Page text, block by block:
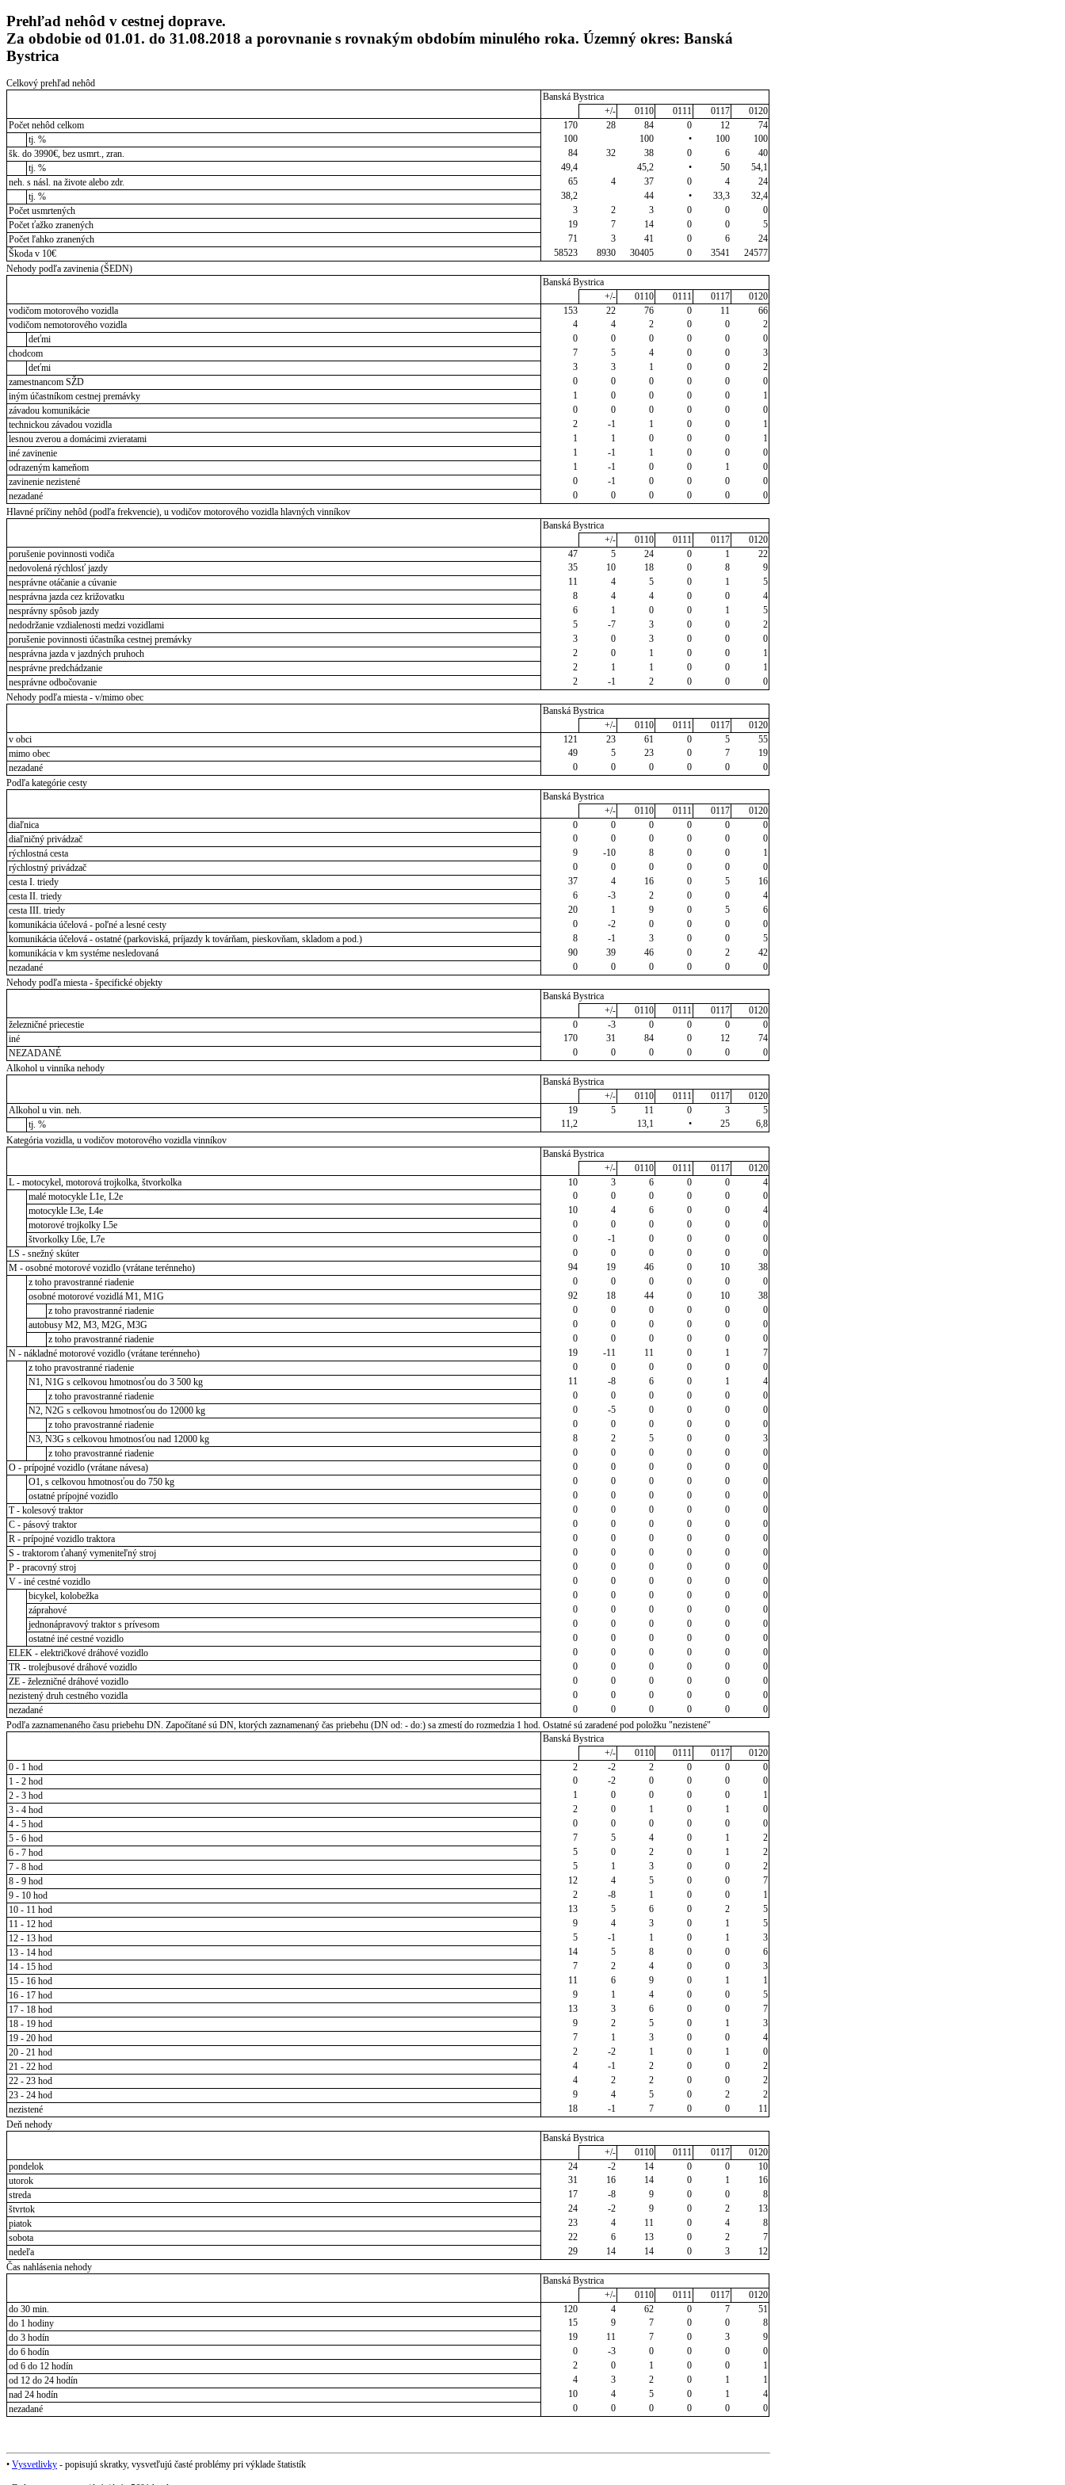
Prehľad nehôd v cestnej doprave.
Za obdobie od 01.01. do 31.08.2018 a porovnanie s rovnakým obdobím minulého roka. Územný okres: Banská
Bystrica
Celkový prehľad nehôd
Banská Bystrica
+/-
0110 0111 0117
0120
Počet nehôd celkom
170 28 84 0 12
74
tj. %
100 100 • 100
100
šk. do 3990€, bez usmrt., zran.
84 32 38 0 6
40
tj. %
49,4 45,2 • 50
54,1
neh. s násl. na živote alebo zdr.
65 4 37 0 4
24
tj. %
38,2 44 • 33,3
32,4
Počet usmrtených
3 2 3 0 0
0
Počet ťažko zranených
19 7 14 0 0
5
Počet ľahko zranených
71 3 41 0 6
24
Škoda v 10€
58523 8930 30405 0 3541
24577
Nehody podľa zavinenia (ŠEDN)
Banská Bystrica
+/-
0110 0111 0117
0120
vodičom motorového vozidla
153 22 76 0 11
66
vodičom nemotorového vozidla
4 4 2 0 0
2
deťmi
0 0 0 0 0
0
chodcom
7 5 4 0 0
3
deťmi
3 3 1 0 0
2
zamestnancom SŽD
0 0 0 0 0
0
iným účastníkom cestnej premávky
1 0 0 0 0
1
závadou komunikácie
0 0 0 0 0
0
technickou závadou vozidla
2 -1 1 0 0
1
lesnou zverou a domácimi zvieratami
1 1 0 0 0
1
iné zavinenie
1 -1 1 0 0
0
odrazeným kameňom
1 -1 0 0 1
0
zavinenie nezistené
0 -1 0 0 0
0
nezadané
0 0 0 0 0
0
Hlavné príčiny nehôd (podľa frekvencie), u vodičov motorového vozidla hlavných vinníkov
Banská Bystrica
+/-
0110 0111 0117
0120
porušenie povinnosti vodiča
47 5 24 0 1
22
nedovolená rýchlosť jazdy
35 10 18 0 8
9
nesprávne otáčanie a cúvanie
11 4 5 0 1
5
nesprávna jazda cez križovatku
8 4 4 0 0
4
nesprávny spôsob jazdy
6 1 0 0 1
5
nedodržanie vzdialenosti medzi vozidlami
5 -7 3 0 0
2
porušenie povinnosti účastníka cestnej premávky
3 0 3 0 0
0
nesprávna jazda v jazdných pruhoch
2 0 1 0 0
1
nesprávne predchádzanie
2 1 1 0 0
1
nesprávne odbočovanie
2 -1 2 0 0
0
Nehody podľa miesta - v/mimo obec
Banská Bystrica
+/-
0110 0111 0117
0120
v obci
121 23 61 0 5
55
mimo obec
49 5 23 0 7
19
nezadané
0 0 0 0 0
0
Podľa kategórie cesty
Banská Bystrica
+/-
0110 0111 0117
0120
diaľnica
0 0 0 0 0
0
diaľničný privádzač
0 0 0 0 0
0
rýchlostná cesta
9 -10 8 0 0
1
rýchlostný privádzač
0 0 0 0 0
0
cesta I. triedy
37 4 16 0 5
16
cesta II. triedy
6 -3 2 0 0
4
cesta III. triedy
20 1 9 0 5
6
komunikácia účelová - poľné a lesné cesty
0 -2 0 0 0
0
komunikácia účelová - ostatné (parkoviská, príjazdy k továrňam, pieskovňam, skladom a pod.)
8 -1 3 0 0
5
komunikácia v km systéme nesledovaná
90 39 46 0 2
42
nezadané
0 0 0 0 0
0
Nehody podľa miesta - špecifické objekty
Banská Bystrica
+/-
0110 0111 0117
0120
železničné priecestie
0 -3 0 0 0
0
iné
170 31 84 0 12
74
NEZADANÉ
0 0 0 0 0
0
Alkohol u vinníka nehody
Banská Bystrica
+/-
0110 0111 0117
0120
Alkohol u vin. neh.
19 5 11 0 3
5
tj. %
11,2 13,1 • 25
6,8
Kategória vozidla, u vodičov motorového vozidla vinníkov
Banská Bystrica
+/-
0110 0111 0117
0120
L - motocykel, motorová trojkolka, štvorkolka
10 3 6 0 0
4
malé motocykle L1e, L2e
0 0 0 0 0
0
motocykle L3e, L4e
10 4 6 0 0
4
motorové trojkolky L5e
0 0 0 0 0
0
štvorkolky L6e, L7e
0 -1 0 0 0
0
LS - snežný skúter
0 0 0 0 0
0
M - osobné motorové vozidlo (vrátane terénneho)
94 19 46 0 10
38
z toho pravostranné riadenie
0 0 0 0 0
0
osobné motorové vozidlá M1, M1G
92 18 44 0 10
38
z toho pravostranné riadenie
0 0 0 0 0
0
autobusy M2, M3, M2G, M3G
0 0 0 0 0
0
z toho pravostranné riadenie
0 0 0 0 0
0
N - nákladné motorové vozidlo (vrátane terénneho)
19 -11 11 0 1
7
z toho pravostranné riadenie
0 0 0 0 0
0
N1, N1G s celkovou hmotnosťou do 3 500 kg
11 -8 6 0 1
4
z toho pravostranné riadenie
0 0 0 0 0
0
N2, N2G s celkovou hmotnosťou do 12000 kg
0 -5 0 0 0
0
z toho pravostranné riadenie
0 0 0 0 0
0
N3, N3G s celkovou hmotnosťou nad 12000 kg
8 2 5 0 0
3
z toho pravostranné riadenie
0 0 0 0 0
0
O - prípojné vozidlo (vrátane návesa)
0 0 0 0 0
0
O1, s celkovou hmotnosťou do 750 kg
0 0 0 0 0
0
ostatné prípojné vozidlo
0 0 0 0 0
0
T - kolesový traktor
0 0 0 0 0
0
C - pásový traktor
0 0 0 0 0
0
R - prípojné vozidlo traktora
0 0 0 0 0
0
S - traktorom ťahaný vymeniteľný stroj
0 0 0 0 0
0
P - pracovný stroj
0 0 0 0 0
0
V - iné cestné vozidlo
0 0 0 0 0
0
bicykel, kolobežka
0 0 0 0 0
0
záprahové
0 0 0 0 0
0
jednonápravový traktor s prívesom
0 0 0 0 0
0
ostatné iné cestné vozidlo
0 0 0 0 0
0
ELEK - električkové dráhové vozidlo
0 0 0 0 0
0
TR - trolejbusové dráhové vozidlo
0 0 0 0 0
0
ZE - železničné dráhové vozidlo
0 0 0 0 0
0
nezistený druh cestného vozidla
0 0 0 0 0
0
nezadané
0 0 0 0 0
0
Podľa zaznamenaného času priebehu DN. Započítané sú DN, ktorých zaznamenaný čas priebehu (DN od: - do:) sa zmestí do rozmedzia 1 hod. Ostatné sú zaradené pod položku "nezistené"
Banská Bystrica
+/-
0110 0111 0117
0120
0 - 1 hod
2 -2 2 0 0
0
1 - 2 hod
0 -2 0 0 0
0
2 - 3 hod
1 0 0 0 0
1
3 - 4 hod
2 0 1 0 1
0
4 - 5 hod
0 0 0 0 0
0
5 - 6 hod
7 5 4 0 1
2
6 - 7 hod
5 0 2 0 1
2
7 - 8 hod
5 1 3 0 0
2
8 - 9 hod
12 4 5 0 0
7
9 - 10 hod
2 -8 1 0 0
1
10 - 11 hod
13 5 6 0 2
5
11 - 12 hod
9 4 3 0 1
5
12 - 13 hod
5 -1 1 0 1
3
13 - 14 hod
14 5 8 0 0
6
14 - 15 hod
7 2 4 0 0
3
15 - 16 hod
11 6 9 0 1
1
16 - 17 hod
9 1 4 0 0
5
17 - 18 hod
13 3 6 0 0
7
18 - 19 hod
9 2 5 0 1
3
19 - 20 hod
7 1 3 0 0
4
20 - 21 hod
2 -2 1 0 1
0
21 - 22 hod
4 -1 2 0 0
2
22 - 23 hod
4 2 2 0 0
2
23 - 24 hod
9 4 5 0 2
2
nezistené
18 -1 7 0 0
11
Deň nehody
Banská Bystrica
+/-
0110 0111 0117
0120
pondelok
24 -2 14 0 0
10
utorok
31 16 14 0 1
16
streda
17 -8 9 0 0
8
štvrtok
24 -2 9 0 2
13
piatok
23 4 11 0 4
8
sobota
22 6 13 0 2
7
nedeľa
29 14 14 0 3
12
Čas nahlásenia nehody
Banská Bystrica
+/-
0110 0111 0117
0120
do 30 min.
120 4 62 0 7
51
do 1 hodiny
15 9 7 0 0
8
do 3 hodín
19 11 7 0 3
9
do 6 hodín
0 -3 0 0 0
0
od 6 do 12 hodín
2 0 1 0 0
1
od 12 do 24 hodín
4 3 2 0 1
1
nad 24 hodín
10 4 5 0 1
4
nezadané
0 0 0 0 0 0
• Vysvetlivky - popisujú skratky, vysvetľujú časté problémy pri výklade štatistík